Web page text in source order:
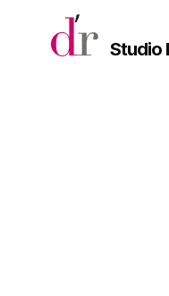
Vai al contenuto
Studio